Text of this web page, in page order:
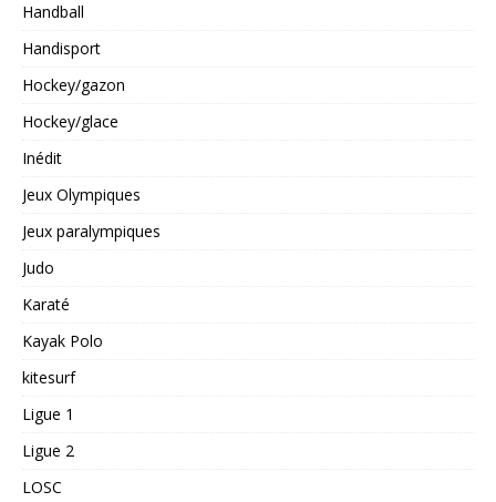
Handball
Handisport
Hockey/gazon
Hockey/glace
Inédit
Jeux Olympiques
Jeux paralympiques
Judo
Karaté
Kayak Polo
kitesurf
Ligue 1
Ligue 2
LOSC